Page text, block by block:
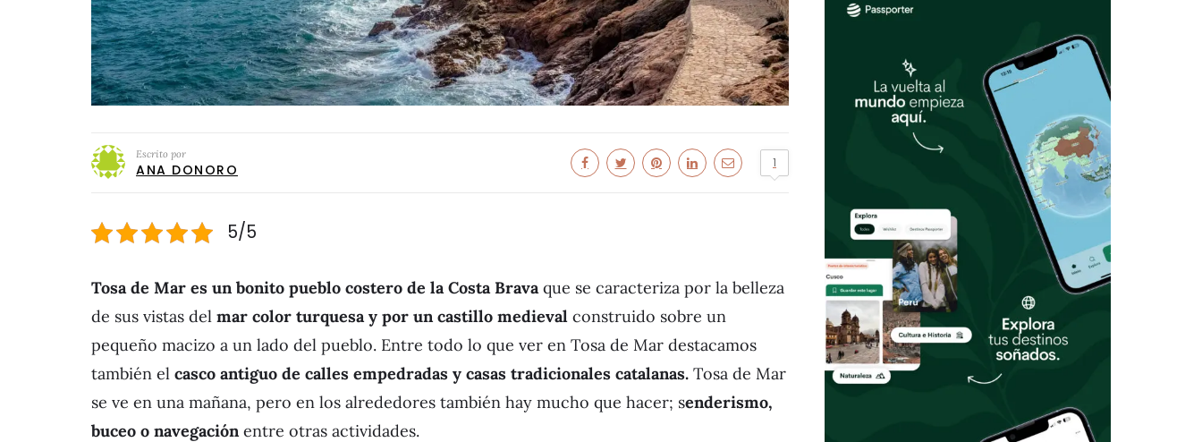
Escrito por
ANA DONORO 1
5/5
Tosa de Mar es un bonito pueblo costero de la Costa Bravaque se caracteriza por la belleza
de sus vistas del mar color turquesa y por un castillo medieval construido sobre un
pequeño macizo a un lado del pueblo. Entre todo lo que ver en Tosa de Mar destacamos
también el casco antiguo de calles empedradas y casas tradicionales catalanas. Tosa de Mar
se ve en una mañana, pero en los alrededores también hay mucho que hacer; senderismo,
buceo o navegaciónentre otras actividades.